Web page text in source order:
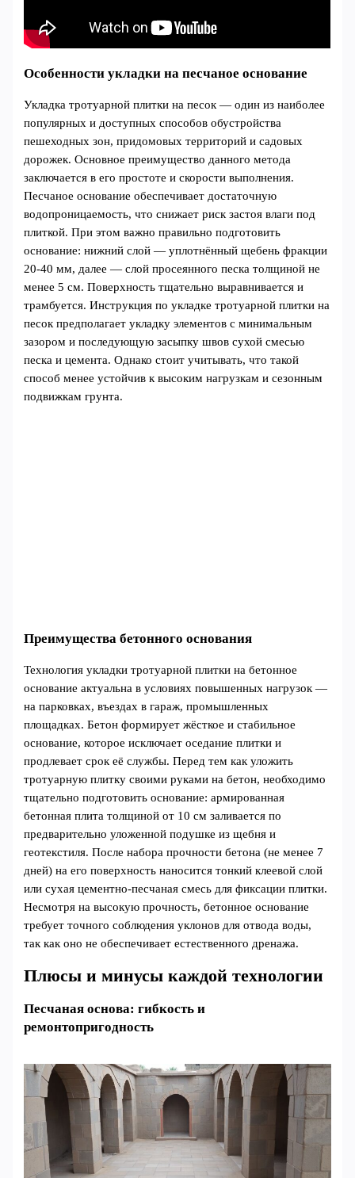
Особенности укладки на песчаное основание
Укладка тротуарной плитки на песок — один из наиболее
популярных и доступных способов обустройства
пешеходных зон, придомовых территорий и садовых
дорожек. Основное преимущество данного метода
заключается в его простоте и скорости выполнения.
Песчаное основание обеспечивает достаточную
водопроницаемость, что снижает риск застоя влаги под
плиткой. При этом важно правильно подготовить
основание: нижний слой — уплотнённый щебень фракции
20-40 мм, далее — слой просеянного песка толщиной не
менее 5 см. Поверхность тщательно выравнивается и
трамбуется. Инструкция по укладке тротуарной плитки на
песок предполагает укладку элементов с минимальным
зазором и последующую засыпку швов сухой смесью
песка и цемента. Однако стоит учитывать, что такой
способ менее устойчив к высоким нагрузкам и сезонным
подвижкам грунта.
Преимущества бетонного основания
Технология укладки тротуарной плитки на бетонное
основание актуальна в условиях повышенных нагрузок —
на парковках, въездах в гараж, промышленных
площадках. Бетон формирует жёсткое и стабильное
основание, которое исключает оседание плитки и
продлевает срок её службы. Перед тем как уложить
тротуарную плитку своими руками на бетон, необходимо
тщательно подготовить основание: армированная
бетонная плита толщиной от 10 см заливается по
предварительно уложенной подушке из щебня и
геотекстиля. После набора прочности бетона (не менее 7
дней) на его поверхность наносится тонкий клеевой слой
или сухая цементно-песчаная смесь для фиксации плитки.
Несмотря на высокую прочность, бетонное основание
требует точного соблюдения уклонов для отвода воды,
так как оно не обеспечивает естественного дренажа.
Плюсы и минусы каждой технологии
Песчаная основа: гибкость и
ремонтопригодность